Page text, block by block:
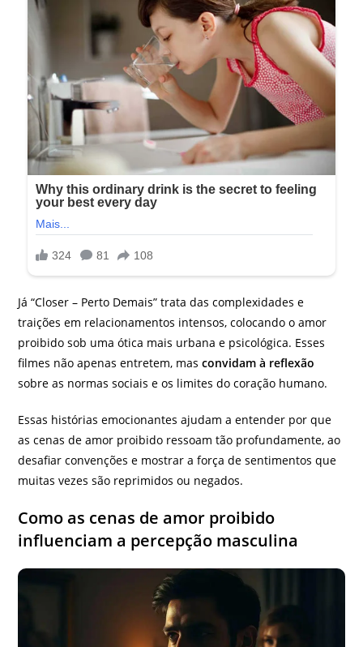
Já “Closer – Perto Demais” trata das complexidades e
traições em relacionamentos intensos, colocando o amor
proibido sob uma ótica mais urbana e psicológica. Esses
filmes não apenas entretem, masconvidam à reflexão
sobre as normas sociais e os limites do coração humano.
Essas histórias emocionantes ajudam a entender por que
as cenas de amor proibido ressoam tão profundamente, ao
desafiar convenções e mostrar a força de sentimentos que
muitas vezes são reprimidos ou negados.
Como as cenas de amor proibido
influenciam a percepção masculina